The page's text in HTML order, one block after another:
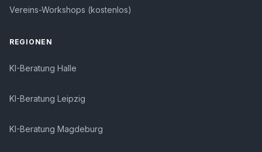
Vereins-Workshops (kostenlos)
REGIONEN
KI-Beratung Halle
KI-Beratung Leipzig
KI-Beratung Magdeburg